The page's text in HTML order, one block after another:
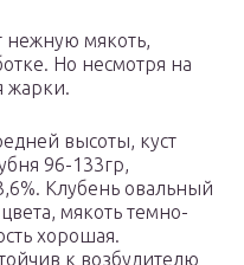
нежную мякоть,
Но несмотря на
жарки.
высоты, куст
96-133гр,
Клубень овальный
мякоть темно-
хорошая.
к возбудителю